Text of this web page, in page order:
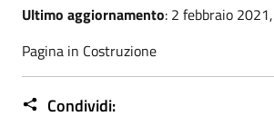
Ultimo aggiornamento: 2 febbraio
Pagina in Costruzione
Condividi: